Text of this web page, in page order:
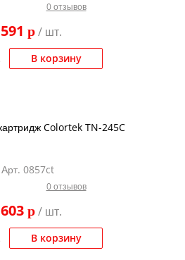
0 отзывов
p/ шт.
В корзину
Colortek TN-245C
Арт. 0857ct
0 отзывов
p/ шт.
В корзину